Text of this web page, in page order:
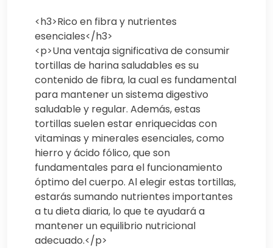
<h3>Rico en fibra y nutrientes
esenciales</h3>
<p>Una ventaja significativa de consumir
tortillas de harina saludables es su
contenido de fibra, la cual es fundamental
para mantener un sistema digestivo
saludable y regular. Además, estas
tortillas suelen estar enriquecidas con
vitaminas y minerales esenciales, como
hierro y ácido fólico, que son
fundamentales para el funcionamiento
óptimo del cuerpo. Al elegir estas tortillas,
estarás sumando nutrientes importantes
a tu dieta diaria, lo que te ayudará a
mantener un equilibrio nutricional
adecuado.</p>